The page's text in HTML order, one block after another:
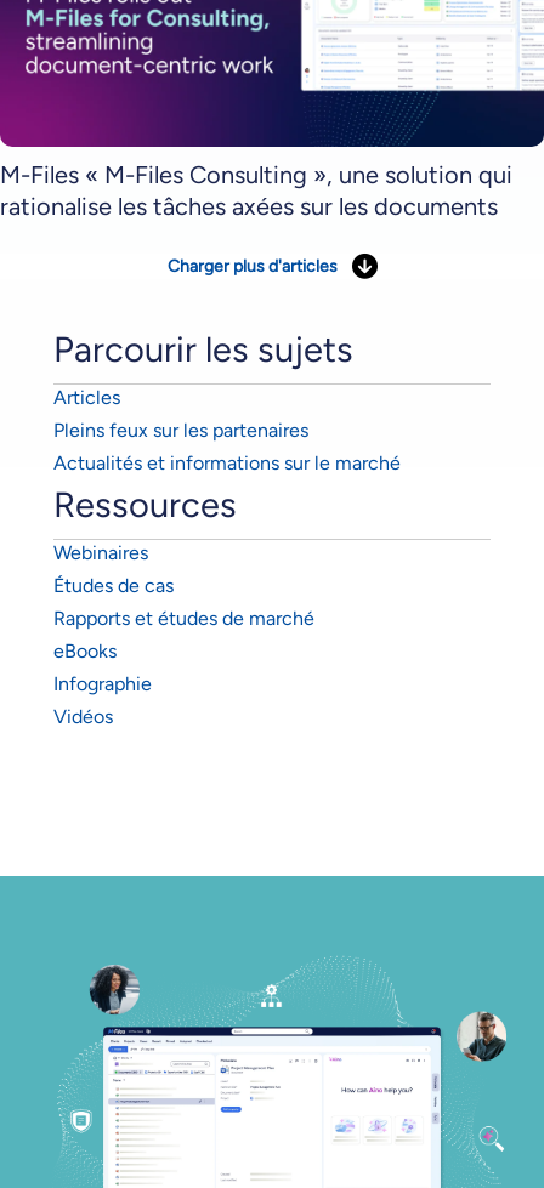
M-Files « M-Files Consulting », une solution qui
rationalise les tâches axées sur les documents
Charger plus d'articles
Parcourir les sujets
Articles
Pleins feux sur les partenaires
Actualités et informations sur le marché
Ressources
Webinaires
Études de cas
Rapports et études de marché
eBooks
Infographie
Vidéos